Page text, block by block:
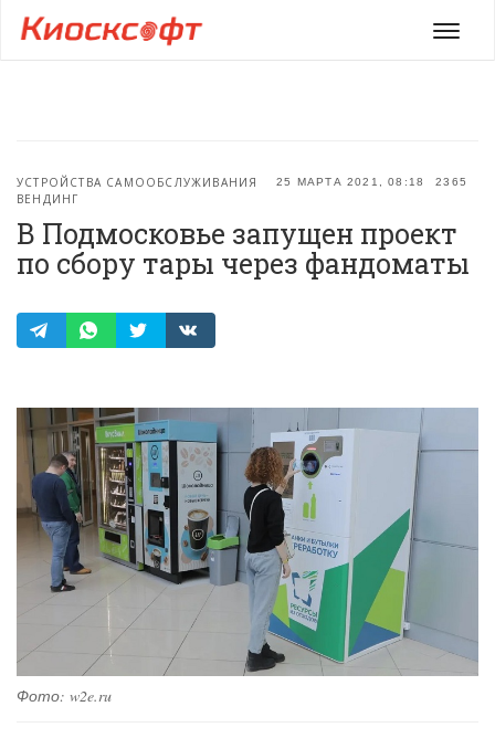
Меню
25 МАРТА 2021, 08:18 2365
УСТРОЙСТВА САМООБСЛУЖИВАНИЯ
ВЕНДИНГ
В Подмосковье запущен проект
по сбору тары через фандоматы
Фото: w2e.ru